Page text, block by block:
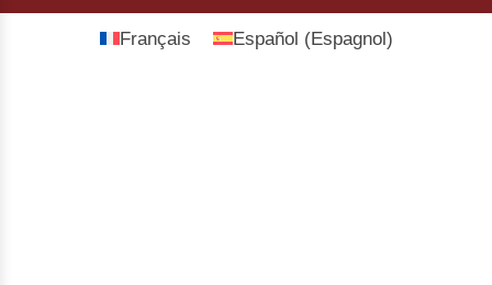
Français Español (Espagnol)